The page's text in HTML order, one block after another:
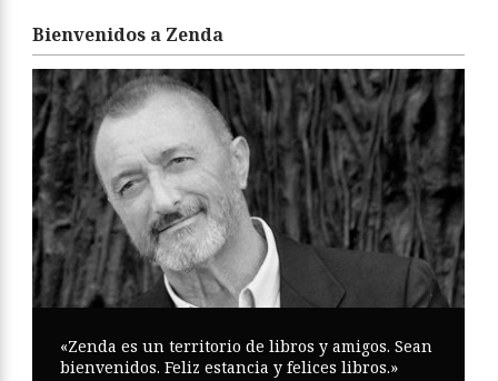
Bienvenidos a Zenda
«Zenda es un territorio de libros y amigos. Sean
bienvenidos. Feliz estancia y felices libros.»